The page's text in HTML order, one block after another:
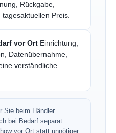
Rückgabe,
Preis.
vor Ort Einrichtung,
Datenübernahme,
verständliche
Sie beim Händler
bei Bedarf separat
vor Ort statt unnötiger